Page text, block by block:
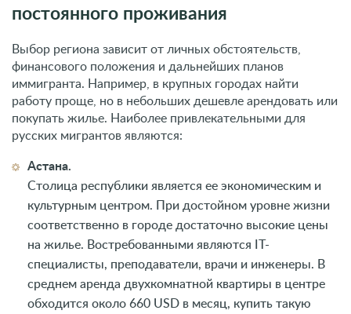
постоянного проживания
Выбор региона зависит от личных обстоятельств,
финансового положения и дальнейших планов
иммигранта. Например, в крупных городах найти
работу проще, но в небольших дешевле арендовать или
покупать жилье. Наиболее привлекательными для
русских мигрантов являются:
Астана.
Столица республики является ее экономическим и
культурным центром. При достойном уровне жизни
соответственно в городе достаточно высокие цены
на жилье. Востребованными являются IT-
специалисты, преподаватели, врачи и инженеры. В
среднем аренда двухкомнатной квартиры в центре
обходится около 660 USD в месяц, купить такую